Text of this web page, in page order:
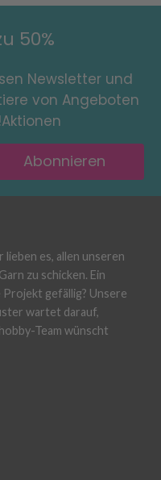
50%
Newsletter und
von Angeboten
Abonnieren
es, allen unseren
zu schicken. Ein
gefällig? Unsere
wartet darauf,
Team wünscht